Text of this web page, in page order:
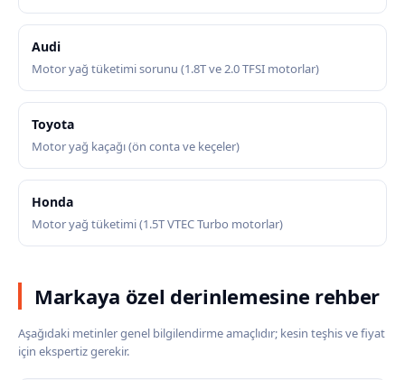
Audi
Motor yağ tüketimi sorunu (1.8T ve 2.0 TFSI motorlar)
Toyota
Motor yağ kaçağı (ön conta ve keçeler)
Honda
Motor yağ tüketimi (1.5T VTEC Turbo motorlar)
Markaya özel derinlemesine rehber
Aşağıdaki metinler genel bilgilendirme amaçlıdır; kesin teşhis ve fiyat
için ekspertiz gerekir.